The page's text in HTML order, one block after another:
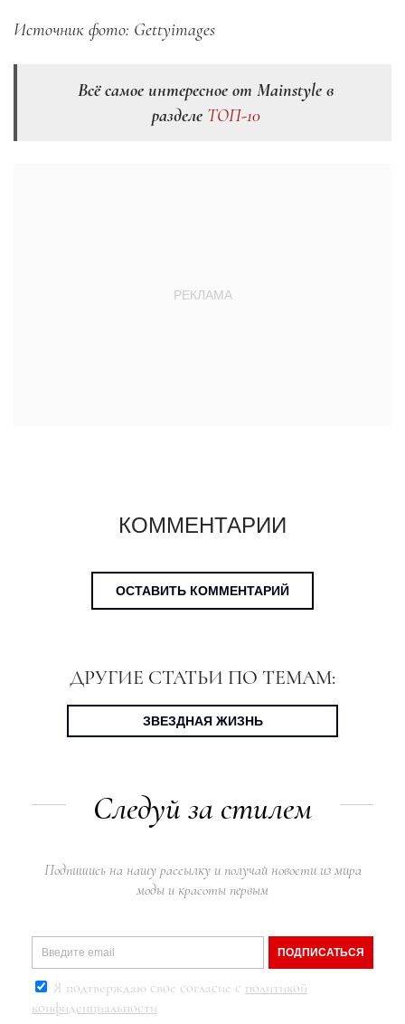
Источник фото: Gettyimages
Всё самое интересное от Mainstyle в
разделе ТОП-10
КОММЕНТАРИИ
ОСТАВИТЬ КОММЕНТАРИЙ
ДРУГИЕ СТАТЬИ ПО ТЕМАМ:
ЗВЕЗДНАЯ ЖИЗНЬ
Следуй за стилем
Подпишись на нашу рассылку и получай новости из мира
моды и красоты первым
ПОДПИСАТЬСЯ
Я подтверждаю свое согласие с политикой
конфиденциальности